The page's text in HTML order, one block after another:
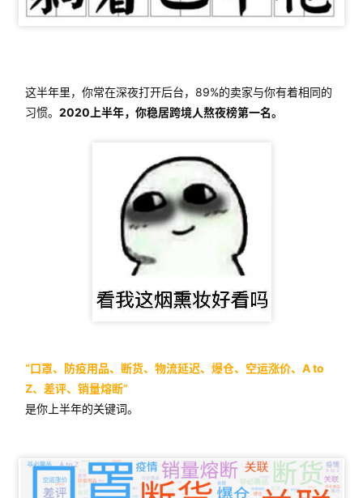
这半年里，你常在深夜打开后台，89%的卖家与你有着相同的
习惯。 2020上半年，你稳居跨境人熬夜榜第一名。
“口罩、防疫用品、断货、物流延迟、爆仓、空运涨价、A to
Z、差评、销量熔断”
是你上半年的关键词。